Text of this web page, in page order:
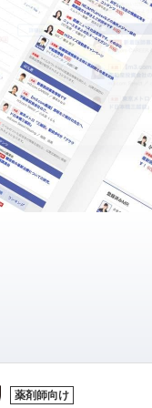
薬剤師向け